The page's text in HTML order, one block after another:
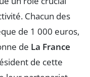
Chacun des
de 1 000 euros,
de La France
de cette